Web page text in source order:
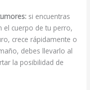
si encuentras
el cuerpo de tu perro,
crece rápidamente o
debes llevarlo al
la posibilidad de